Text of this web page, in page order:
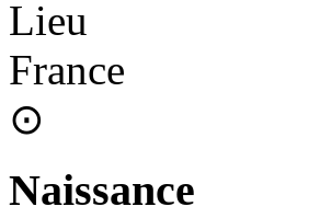
Lieu
France
⊙
Naissance